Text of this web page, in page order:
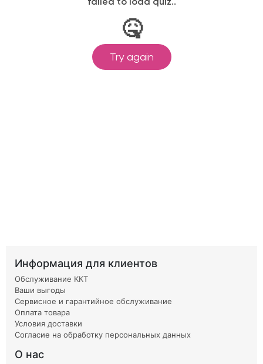
Информация для клиентов
Обслуживание ККТ
Ваши выгоды
Сервисное и гарантийное обслуживание
Оплата товара
Условия доставки
Согласие на обработку персональных данных
О нас